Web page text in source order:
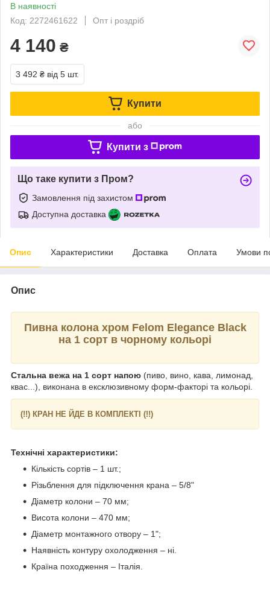
В наявності
Код: 2272461622
Опт і роздріб
4 140 ₴
3 492 ₴ від 5 шт.
Купити
або
Купити з
Що таке купити з Пром?
Замовлення під захистом
Доступна доставка
Опис Характеристики Доставка Оплата Умови
Опис
Пивна колона хром Felom Elegance Black
на 1 сорт в чорному кольорі
Стальна вежа на 1 сорт напою (пиво, вино, кава, лимонад,
квас...), виконана в ексклюзивному форм-факторі та кольорі.
(!!) КРАН НЕ ЙДЕ В КОМПЛЕКТІ (!!)
Технічні характеристики:
Кількість сортів – 1 шт.;
Різьблення для підключення крана – 5/8"
Діаметр колони – 70 мм;
Висота колони – 470 мм;
Діаметр монтажного отвору – 1";
Наявність контуру охолодження – ні.
Країна походження – Італія.